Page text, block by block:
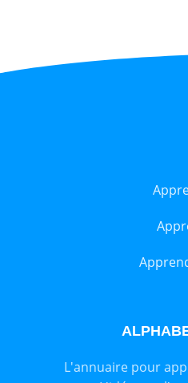
L'annuaire pour